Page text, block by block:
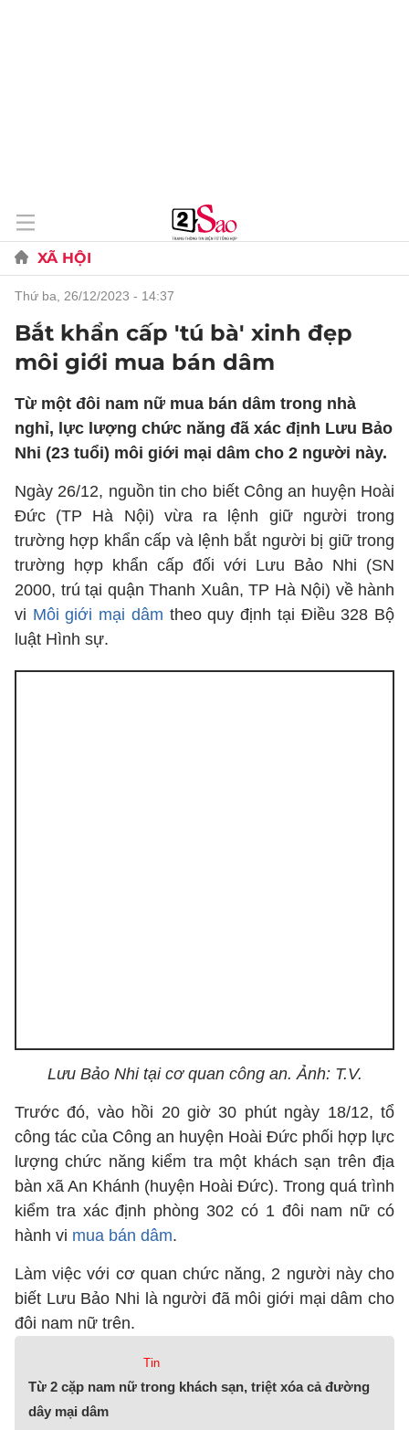
XÃ HỘI
thứ ba, 26/12/2023 - 14:37
Bắt khẩn cấp 'tú bà' xinh đẹp
môi giới mua bán dâm
Từ một đôi nam nữ mua bán dâm trong nhà
nghỉ, lực lượng chức năng đã xác định Lưu Bảo
Nhi (23 tuổi) môi giới mại dâm cho 2 người này.
Ngày 26/12, nguồn tin cho biết Công an huyện Hoài
Đức (TP Hà Nội) vừa ra lệnh giữ người trong
trường hợp khẩn cấp và lệnh bắt người bị giữ trong
trường hợp khẩn cấp đối với Lưu Bảo Nhi (SN
2000, trú tại quận Thanh Xuân, TP Hà Nội) về hành
vi Môi giới mại dâm theo quy định tại Điều 328 Bộ
luật Hình sự.
Lưu Bảo Nhi tại cơ quan công an. Ảnh: T.V.
Trước đó, vào hồi 20 giờ 30 phút ngày 18/12, tổ
công tác của Công an huyện Hoài Đức phối hợp lực
lượng chức năng kiểm tra một khách sạn trên địa
bàn xã An Khánh (huyện Hoài Đức). Trong quá trình
kiểm tra xác định phòng 302 có 1 đôi nam nữ có
hành vi mua bán dâm.
Làm việc với cơ quan chức năng, 2 người này cho
biết Lưu Bảo Nhi là người đã môi giới mại dâm cho
đôi nam nữ trên.
Tin
Từ 2 cặp nam nữ trong khách sạn, triệt xóa cả đường
dây mại dâm